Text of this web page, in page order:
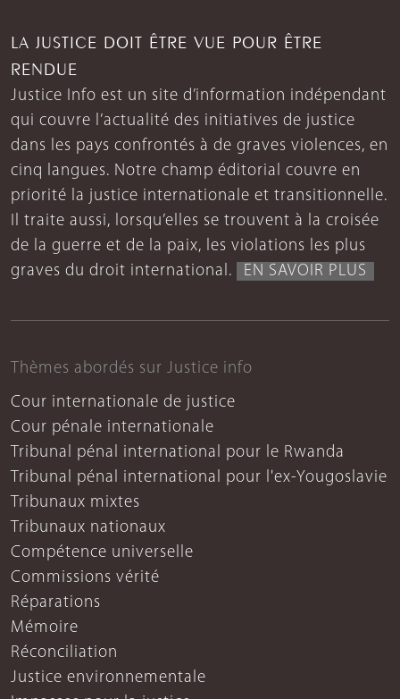
LA JUSTICE DOIT ÊTRE VUE POUR ÊTRE
RENDUE
Justice Info est un site d’information indépendant
qui couvre l’actualité des initiatives de justice
dans les pays confrontés à de graves violences, en
cinq langues. Notre champ éditorial couvre en
priorité la justice internationale et transitionnelle.
Il traite aussi, lorsqu’elles se trouvent à la croisée
de la guerre et de la paix, les violations les plus
graves du droit international.
EN SAVOIR PLUS
Thèmes abordés sur Justice info
Cour internationale de justice
Cour pénale internationale
Tribunal pénal international pour le Rwanda
Tribunal pénal international pour l'ex-Yougoslavie
Tribunaux mixtes
Tribunaux nationaux
Compétence universelle
Commissions vérité
Réparations
Mémoire
Réconciliation
Justice environnementale